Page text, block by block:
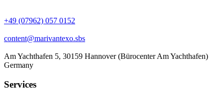
+49 (07962) 057 0152
content@marivantexo.sbs
Am Yachthafen 5, 30159 Hannover (Bürocenter Am Yachthafen)
Germany
Services